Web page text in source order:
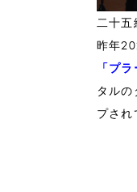
二十五
昨年
「プ
タル
プさ